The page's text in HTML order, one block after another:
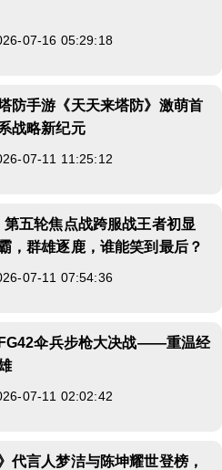
07-16 05:29:18
防手游《天天来塔防》激萌首
战略新纪元
07-11 11:25:12
第五轮焦点战跨服战王者初显
群雄逐鹿，谁能笑到最后？
07-11 07:54:36
FG42伞兵步枪大决战——重温经
07-11 02:02:42
代言人梦洁与陈坤耀世登榜，